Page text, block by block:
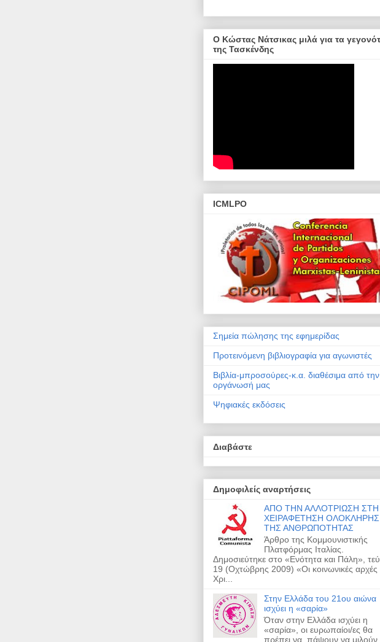
Ο Κώστας Νάτσικας μιλά για τα
της Τασκένδης
ICMLPO
Σημεία πώλησης της εφημερίδας
Προτεινόμενη βιβλιογραφία για αγωνιστές
Βιβλία-μπροσούρες-κ.α. διαθέσιμα από την
οργάνωσή μας
Ψηφιακές εκδόσεις
Διαβάστε
Δημοφιλείς αναρτήσεις
ΑΠΟ ΤΗΝ ΑΛΛΟΤΡΙΩΣΗ ΣΤΗ
ΧΕΙΡΑΦΕΤΗΣΗ ΟΛΟΚΛΗΡΗΣ
ΤΗΣ ΑΝΘΡΩΠΟΤΗΤΑΣ
Άρθρο της Κομμουνιστικής
Πλατφόρμας Ιταλίας.
Δημοσιεύτηκε στο «Ενότητα και Πάλη»,
19 (Οχτώβρης 2009) «Οι κοινωνικές αρχές
Χρι...
Στην Ελλάδα του 21ου αιώνα
ισχύει η «σαρία»
Όταν στην Ελλάδα ισχύει η
«σαρία», οι ευρωπαίοι/ες θα
πρέπει να πάψουν να μιλούν